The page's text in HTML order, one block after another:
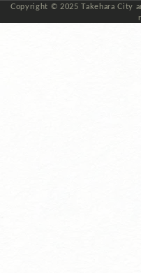
Copyright © 2025 Takehara City